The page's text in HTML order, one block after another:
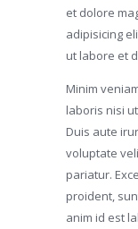
et dolore
adipisicing
ut labore et
Minim
laboris nisi
Duis aute
voluptate
pariatur.
proident,
anim id est